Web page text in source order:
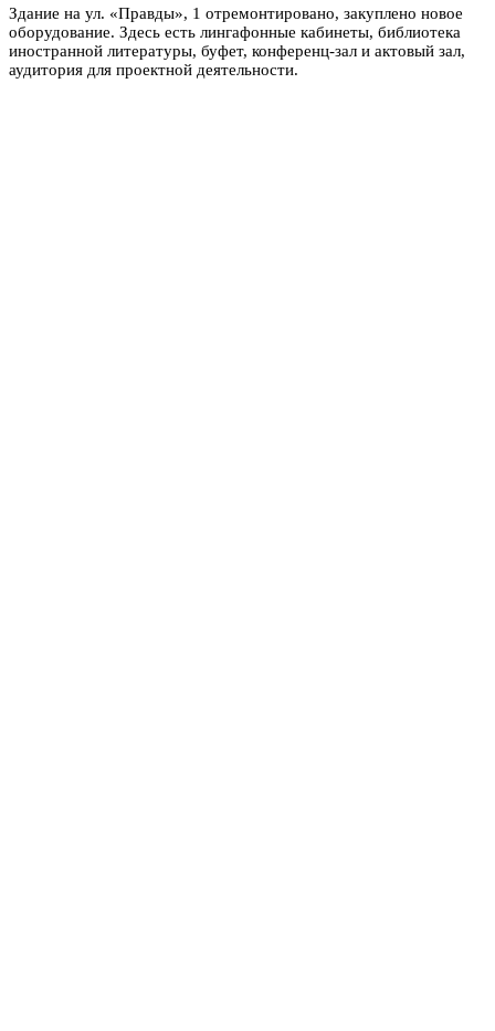
Здание на ул. «Правды», 1 отремонтировано, закуплено новое
оборудование. Здесь есть лингафонные кабинеты, библиотека
иностранной литературы, буфет, конференц-зал и актовый зал,
аудитория для проектной деятельности.